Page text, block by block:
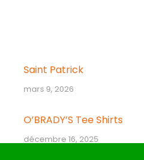
Saint Patrick
mars 9, 2026
O’BRADY’S Tee Shirts
décembre 16, 2025